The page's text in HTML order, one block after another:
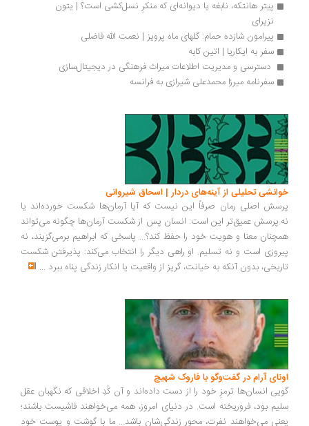
نزیرای
پیرامون شازده حمام: گلهای ماه پرویز | نعمت الله فاضلی
سفر به ایکاریا | اتین کابه
دسترسی و مدیریت اطلاعات میراث فرهنگی در دیجیتال‌سازی
سفرنامه میرزا محمدعلی شیرازی به فرانسه
خوانشی تحلیلی از آینه‌های دردار | اسحاق شیروانی
پرسش اصلی رمان صرفاً این نیست که آیا آرمان‌ها شکست خورده‌اند یا
نه.پرسش عمیق‌تر این است: انسان پس از شکست آرمان‌ها چگونه می‌تواند
همچنان معنا و هویت خود را حفظ کند؟... پاسخی که ابراهیم برمی‌گزیند، نه
پیروزی است و نه تسلیم. او راهی دیگر را انتخاب می‌کند: پذیرفتن شکست
تاریخی، بدون آنکه به خیانت، گریز از واقعیت یا انکار زندگی پناه ببرد ...
اونای آرام در گفت‌وگو با فاروک شهیچ‭
گویی انسان‌ها ترمزِ خود را از دست داده‌اند و آن کُدِ اخلاقی که نگهبان عقل
سلیم بود، فروریخته است. در دنیای امروز، همه می‌خواهند فاشیست باشند؛
یعنی می‌خواهند نفرت، محورِ زندگی‌شان باشد... ما با گوشت و پوست خود